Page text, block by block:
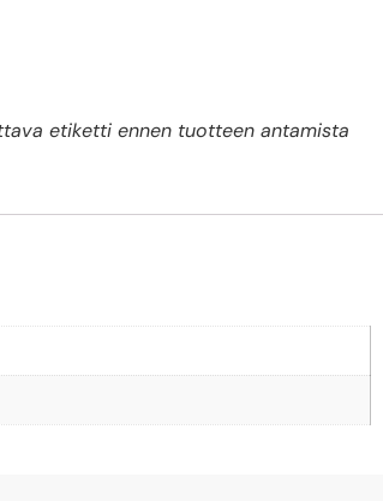
etiketti ennen tuotteen antamista